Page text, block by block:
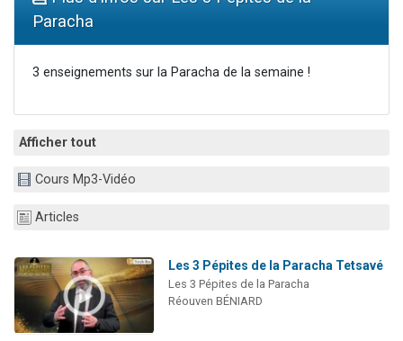
12 nouvelles musiques dans Torah-Box Music
Paracha
3 enseignements sur la Paracha de la semaine !
Afficher tout
Cours Mp3-Vidéo
Articles
Les 3 Pépites de la Paracha Tetsavé
Les 3 Pépites de la Paracha
Réouven BÉNIARD